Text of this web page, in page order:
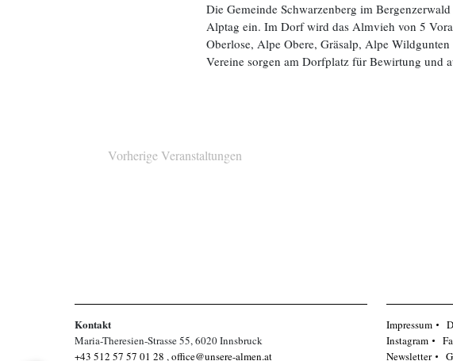
Die Gemeinde Schwarzenberg im
Alptag ein. Im Dorf wird das Almvieh von 5
Oberlose, Alpe Obere, Gräsalp, Alpe
Vereine sorgen am Dorfplatz für Bewirtung und
VorherigeVeranstaltungen
Kontakt
Maria-Theresien-Strasse 55, 6020 Innsbruck
+43 512 57 57 01 28 ,office@unsere-almen.at
Impressum
Instagram
Newsletter